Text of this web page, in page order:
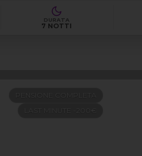
DURATA
7 NOTTI